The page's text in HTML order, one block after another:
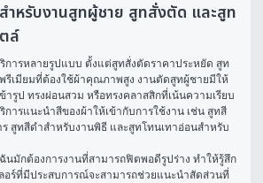
ำหรับงานสูทผู้ชาย สูทสั่งตัด และสูท
ล์
การหลายรูปแบบ ตั้งแต่สูทสั่งตัดราคาประหยัด สูท
รีเมียมที่ต้องใช้ผ้าคุณภาพสูง งานตัดสูทผู้ชายมีให้
ข้ารูป ทรงผ่อนสวม หรือทรงคลาสสิกที่เน้นความเรียบ
ารแนะนำสีของผ้าให้เข้ากับการใช้งาน เช่น สูทสี
สูทสีดำสำหรับงานพิธี และสูทโทนเทาอ่อนสำหรับ
มักต้องการงานที่สามารถฟิตพอดีรูปร่าง ทำให้รู้สึก
อร์ที่มีประสบการณ์จะสามารถช่วยแนะนำสัดส่วนที่